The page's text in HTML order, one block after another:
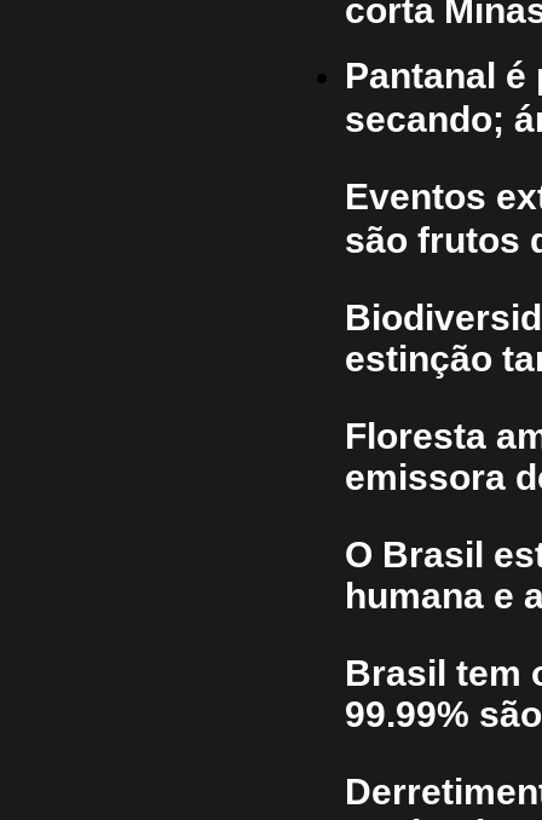
corta
Pantanal
secando;
Eventos
são frutos
estinção
Floresta
emissora
O Brasil
humana e
Brasil tem
99.99%